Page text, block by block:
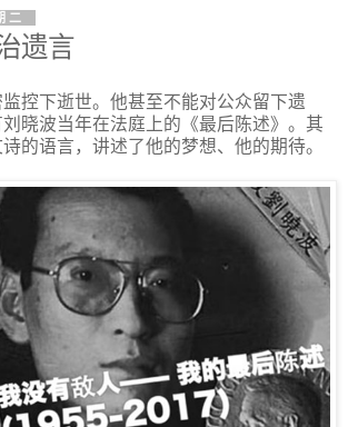
二
遗言
控下逝世。他甚至不能对公众留下遗
晓波当年在法庭上的《最后陈述》。其
的语言，讲述了他的梦想、他的期待。